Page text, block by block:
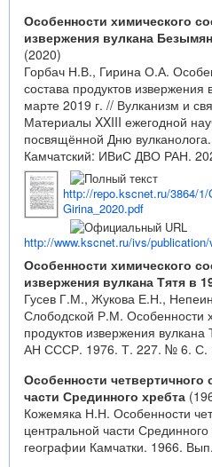
Особенности химического
извержения вулкана
(2020)
Горбач Н.В., Гирина О.А.
состава продуктов
марте 2019 г. // Вулканизм и
Материалы XXIII ежегодной
посвящённой Дню
Камчатский: ИВиС ДВО РАН.
http://repo.kscnet.ru/3864/1/
Girina_2020.pdf
http://www.kscnet.ru/ivs/
Особенности химического
извержения вулкана Тятя в
Гусев Г.М., Жукова Е.Н.,
Слободской Р.М. Особенности
продуктов извержения
АН СССР. 1976. Т. 227. № 6. С.
Особенности четвертичного
части Срединного хребта
Кожемяка Н.Н. Особенности
центральной части
географии Камчатки. 1966.